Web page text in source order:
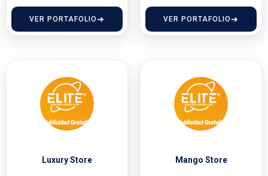
VER PORTAFOLIO VER PORTAFOLIO
Luxury Store Mango Store